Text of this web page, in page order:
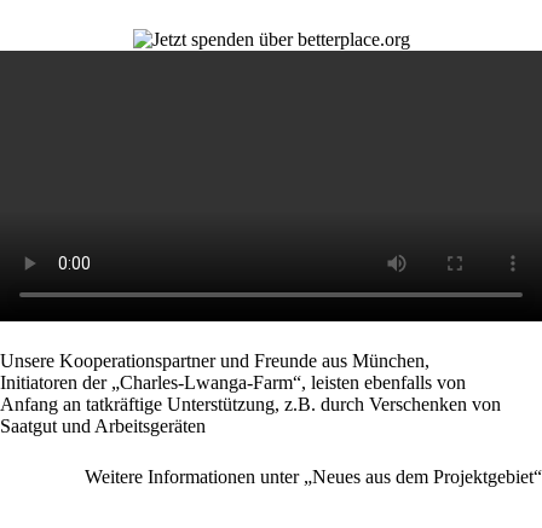
Unsere Kooperationspartner und Freunde aus München,
Initiatoren der „Charles-Lwanga-Farm“, leisten ebenfalls von
Anfang an tatkräftige Unterstützung, z.B. durch Verschenken von
Saatgut und Arbeitsgeräten
Weitere Informationen unter „Neues aus dem Projektgebiet“